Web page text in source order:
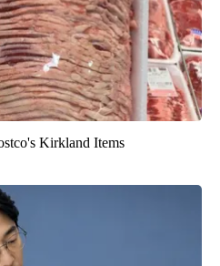
Kirkland Items